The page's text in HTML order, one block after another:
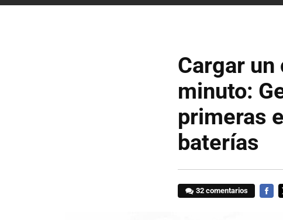
Cargar un
minuto:
primeras
baterías
32 comentarios